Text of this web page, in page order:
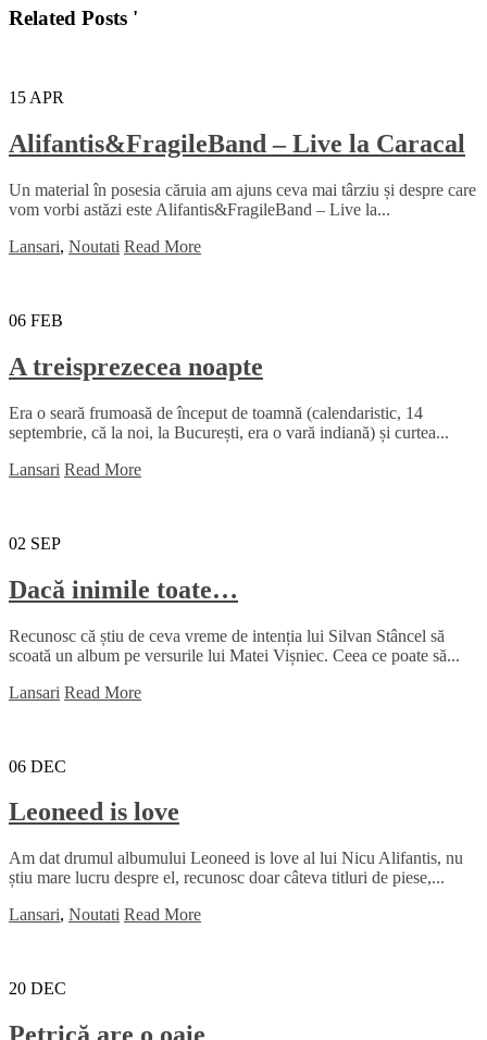
Related Posts '
15 APR
Alifantis&FragileBand – Live la Caracal
Un material în posesia căruia am ajuns ceva mai târziu și despre care
vom vorbi astăzi este Alifantis&FragileBand – Live la...
Lansari, Noutati Read More
06 FEB
A treisprezecea noapte
Era o seară frumoasă de început de toamnă (calendaristic, 14
septembrie, că la noi, la București, era o vară indiană) și curtea...
Lansari Read More
02 SEP
Dacă inimile toate…
Recunosc că știu de ceva vreme de intenția lui Silvan Stâncel să
scoată un album pe versurile lui Matei Vișniec. Ceea ce poate să...
Lansari Read More
06 DEC
Leoneed is love
Am dat drumul albumului Leoneed is love al lui Nicu Alifantis, nu
știu mare lucru despre el, recunosc doar câteva titluri de piese,...
Lansari, Noutati Read More
20 DEC